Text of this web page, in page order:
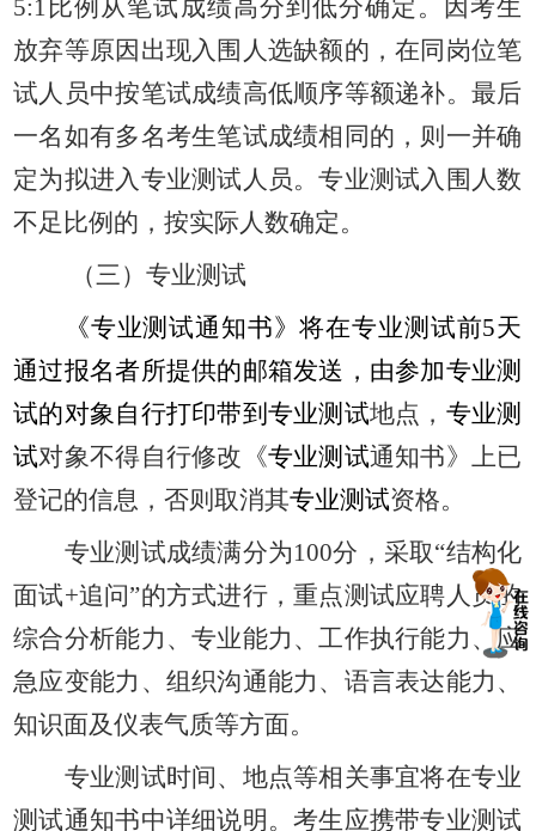
5:1比例从笔试成绩高分到低分确定。
因考生
放弃等原因出现入围人选缺额的，在同岗位笔
试人员中按笔试成绩高低顺序等额递补。最后
一名如有多名考生笔试成绩相同的，则一并确
定为拟进入专业测试人员。专业测试入围人数
不足比例的，按实际人数确定。
（三）专业测试
《专业测试通知书》将在专业测试前5天
通过报名者所提供的邮箱发送，由参加专业测
试的对象自行打印带到专业测试地点， 专业测
试对象不得自行修改《专业测试通知书》上已
登记的信息，否则取消其专业测试资格。
专业测试成绩满分为100分，采取“结构化
面试+追问”的方式进行，重点测试应聘人员的
综合分析能力、专业能力、工作执行能力、应
急应变能力、组织沟通能力、语言表达能力、
知识面及仪表气质等方面。
专业测试时间、地点等相关事宜将在专业
测试通知书中详细说明。考生应携带专业测试